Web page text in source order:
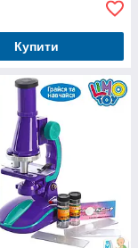
Купити